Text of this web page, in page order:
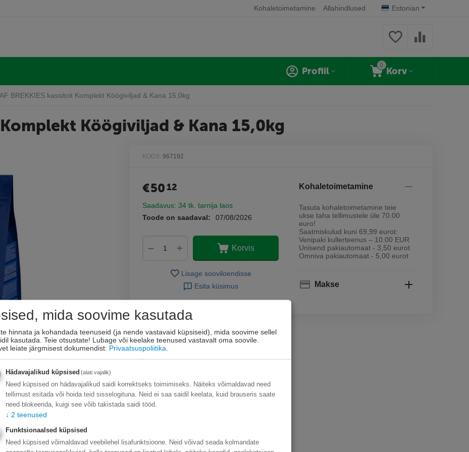
Estonian
Kohaletoimetamine Allahindlused
0
Korv
Profiil
AF BREKKIES kassitoit Komplekt Köögiviljad & Kana 15,0kg
Komplekt Köögiviljad & Kana 15,0kg
KODS: 967192
€50 12
Saadavus: 34 tk. tarnija laos
Toode on saadaval:
07/08/2026
+
− Korvis
Lisage sooviloendisse
Esita küsimus
Kohaletoimetamine
Tasuta kohaletoimetamine teie
ukse taha tellimustele üle 70.00
euro!
Saatmiskulud kuni 69,99 eurot:
Venipaki kullerteenus – 10.00 EUR
Unisend pakiautomaat - 3,50 eurot
Omniva pakiautomaat - 5,00 eurot
Makse
mida soovime kasutada
hinnata ja kohandada teenuseid (ja nende vastavaid küpsiseid), mida soovime sellel
kasutada. Teie otsustate! Lubage või keelake teenused vastavalt oma soovile.
leiate järgmisest dokumendist: Privaatsuspoliitika
Hädavajalikud küpsised (alati vajalik)
Need küpsised on hädavajalikud saidi korrektseks toimimiseks. Näiteks võimaldavad need
tellimust esitada või hoida teid sisselogituna. Neid ei saa saidil keelata, kuid brauseris saate
need blokeerida, kuigi see võib takistada saidi tööd.
↓ 2 teenused
Funktsionaalsed küpsised
Need küpsised võimaldavad veebilehel lisafunktsioone. Neid võivad seada kolmandate